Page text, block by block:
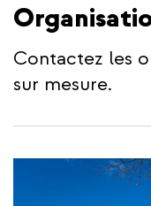
Contactez les
sur mesure.